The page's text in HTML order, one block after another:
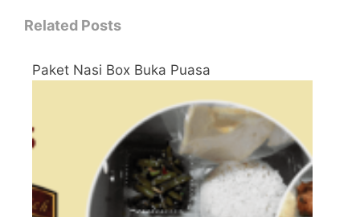
Related Posts
Paket Nasi Box Buka Puasa